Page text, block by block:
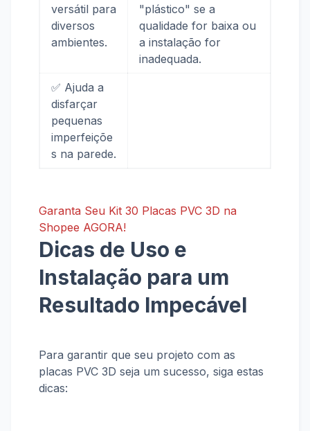
versátil para
diversos
ambientes.
"plástico" se a
qualidade for baixa ou
a instalação for
inadequada.
✅ Ajuda a
disfarçar
pequenas
imperfeiçõe
s na parede.
Garanta Seu Kit 30 Placas PVC 3D na
Shopee AGORA!
Dicas de Uso e
Instalação para um
Resultado Impecável
Para garantir que seu projeto com as
placas PVC 3D seja um sucesso, siga estas
dicas: